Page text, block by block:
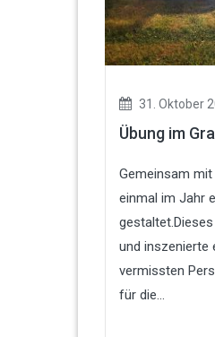
31. Oktober
Übung im
Gemeinsam mit
einmal im Jahr
und inszenierte
vermissten
für die...